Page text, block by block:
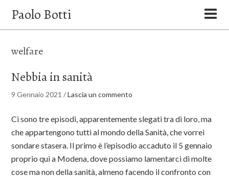
Paolo Botti
welfare
Nebbia in sanità
9 Gennaio 2021 /Lascia un commento
Ci sono tre episodi, apparentemente slegati tra di loro, ma
che appartengono tutti al mondo della Sanità, che vorrei
sondare stasera. Il primo è l’episodio accaduto il 5 gennaio
proprio qui a Modena, dove possiamo lamentarci di molte
cose ma non della sanità, almeno facendo il confronto con